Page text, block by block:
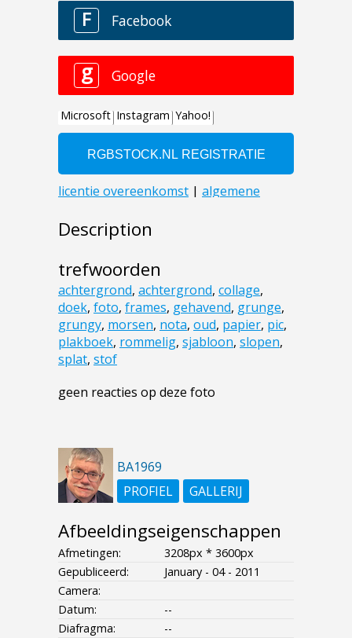
Description
trefwoorden
achtergrond, achtergrond, collage,
doek, foto, frames, gehavend, grunge,
grungy, morsen, nota, oud, papier, pic,
plakboek, rommelig, sjabloon, slopen,
splat, stof
geen reacties op deze foto
BA1969
PROFIEL
GALLERIJ
Afbeeldingseigenschappen
Afmetingen:
3208px * 3600px
Gepubliceerd:
January - 04 - 2011
Camera:
Datum:
--
Diafragma:
--